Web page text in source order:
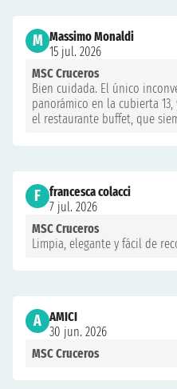
planificar un crucero a tu
una
M Massimo Monaldi
15 jul. 2026
MSC Cruceros
Bien cuidada. El único
panorámico en la cubierta
el restaurante buffet, que
F francesca colacci
7 jul. 2026
MSC Cruceros
Limpia, elegante y fácil de
A AMICI
30 jun. 2026
MSC Cruceros